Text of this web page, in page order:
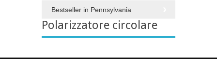
Bestseller in Pennsylvania
Polarizzatore circolare